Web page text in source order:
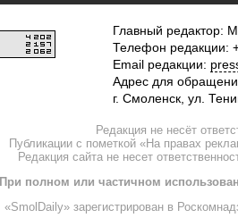
Главный редактор:
Телефон редакции:
Email редакции:
Адрес для
г. Смоленск, ул.
Редакция не несёт
Публикации с пометкой «На правах
Редакция сайта не несет
При полном или частичном
«SmolDaily» зарегистрирован в